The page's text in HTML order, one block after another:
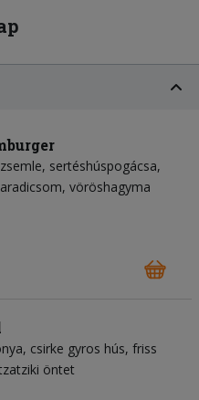
sertéshúspogácsa
vöröshagyma
csirke gyros hús friss
öntet